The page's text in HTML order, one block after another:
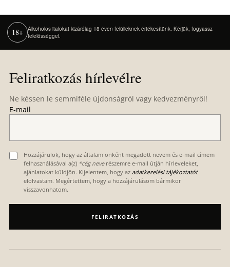
18+
Alkoholos italokat kizárólag 18 éven felülieknek értékesítünk. Kérjük, fogyassz
felelősséggel.
Feliratkozás hírlevélre
Ne késsen le semmiféle újdonságról vagy kedvezményről!
E-mail
Hozzájárulok, hogy az általam önként megadott nevem és e-mail címem
felhasználásával a(z) *cég neverészemre e-mail útján hírleveleket,
ajánlatokat küldjön. Kijelentem, hogy az adatkezelési tájékoztatót
elolvastam. Megértettem, hogy a hozzájárulásom bármikor
visszavonhatom.
FELIRATKOZÁS